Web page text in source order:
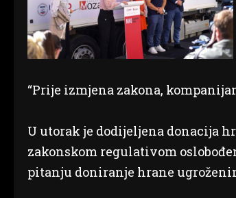
“Prije izmjena zakona,
U utorak je dodijeljena donacija
zakonskom regulativom
pitanju doniranje hrane